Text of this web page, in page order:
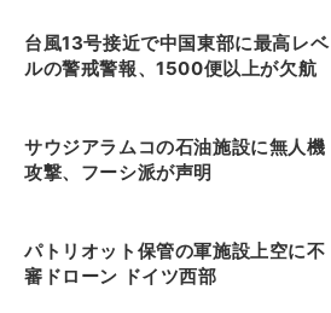
台風13号接近で中国東部に最高レベ
ルの警戒警報、1500便以上が欠航
サウジアラムコの石油施設に無人機
攻撃、フーシ派が声明
パトリオット保管の軍施設上空に不
審ドローン ドイツ西部